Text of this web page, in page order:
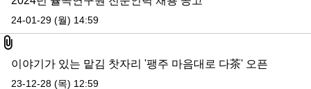
24-01-29 (월) 14:59
첨부파일
이야기가 있는 맡김 찻자리 '팽주 마음대로 다茶' 오픈
23-12-28 (목) 12:59